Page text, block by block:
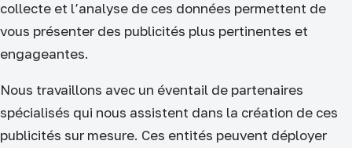
collecte et l’analyse de ces données permettent de
vous présenter des publicités plus pertinentes et
engageantes.
Nous travaillons avec un éventail de partenaires
spécialisés qui nous assistent dans la création de ces
publicités sur mesure. Ces entités peuvent déployer